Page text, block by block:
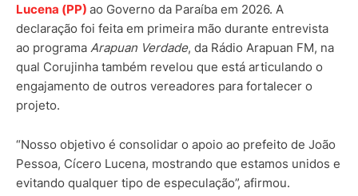
Lucena (PP) ao Governo da Paraíba em 2026. A
declaração foi feita em primeira mão durante entrevista
ao programa Arapuan Verdade, da Rádio Arapuan FM, na
qual Corujinha também revelou que está articulando o
engajamento de outros vereadores para fortalecer o
projeto.
“Nosso objetivo é consolidar o apoio ao prefeito de João
Pessoa, Cícero Lucena, mostrando que estamos unidos e
evitando qualquer tipo de especulação”, afirmou.